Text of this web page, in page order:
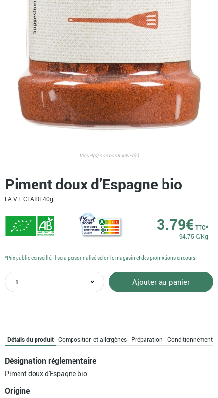
Visuel(s) non contractuel(s)
Piment doux d’Espagne bio
LA VIE CLAIRE40g
3.79€ TTC*
94.75 €/Kg
quantité
de
Ajouter au panier
*Prix public conseillé. Il sera personnalisé selon le magasin et des promotions en cours.
Détails du produit Composition et allergènes Préparation Conditionnement
Désignation réglementaire
Piment doux d'Espagne bio
Origine